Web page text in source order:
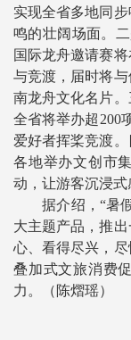
实现全省多地同
鸣的壮阔场面。
国际龙舟邀请赛
与竞渡，届时将
南龙舟文化名片。
全省将举办超200
爱好者挥桨竞渡
各地举办文创市
动，让游客沉浸式
据介绍，“暑假
大主题产品，推
心、看得尽兴，
叠加式文旅消费
力。（陈熠瑶）